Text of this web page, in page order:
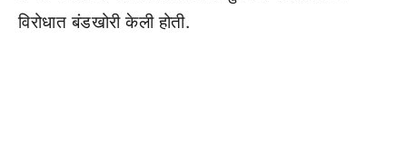
विरोधात बंडखोरी केली होती.